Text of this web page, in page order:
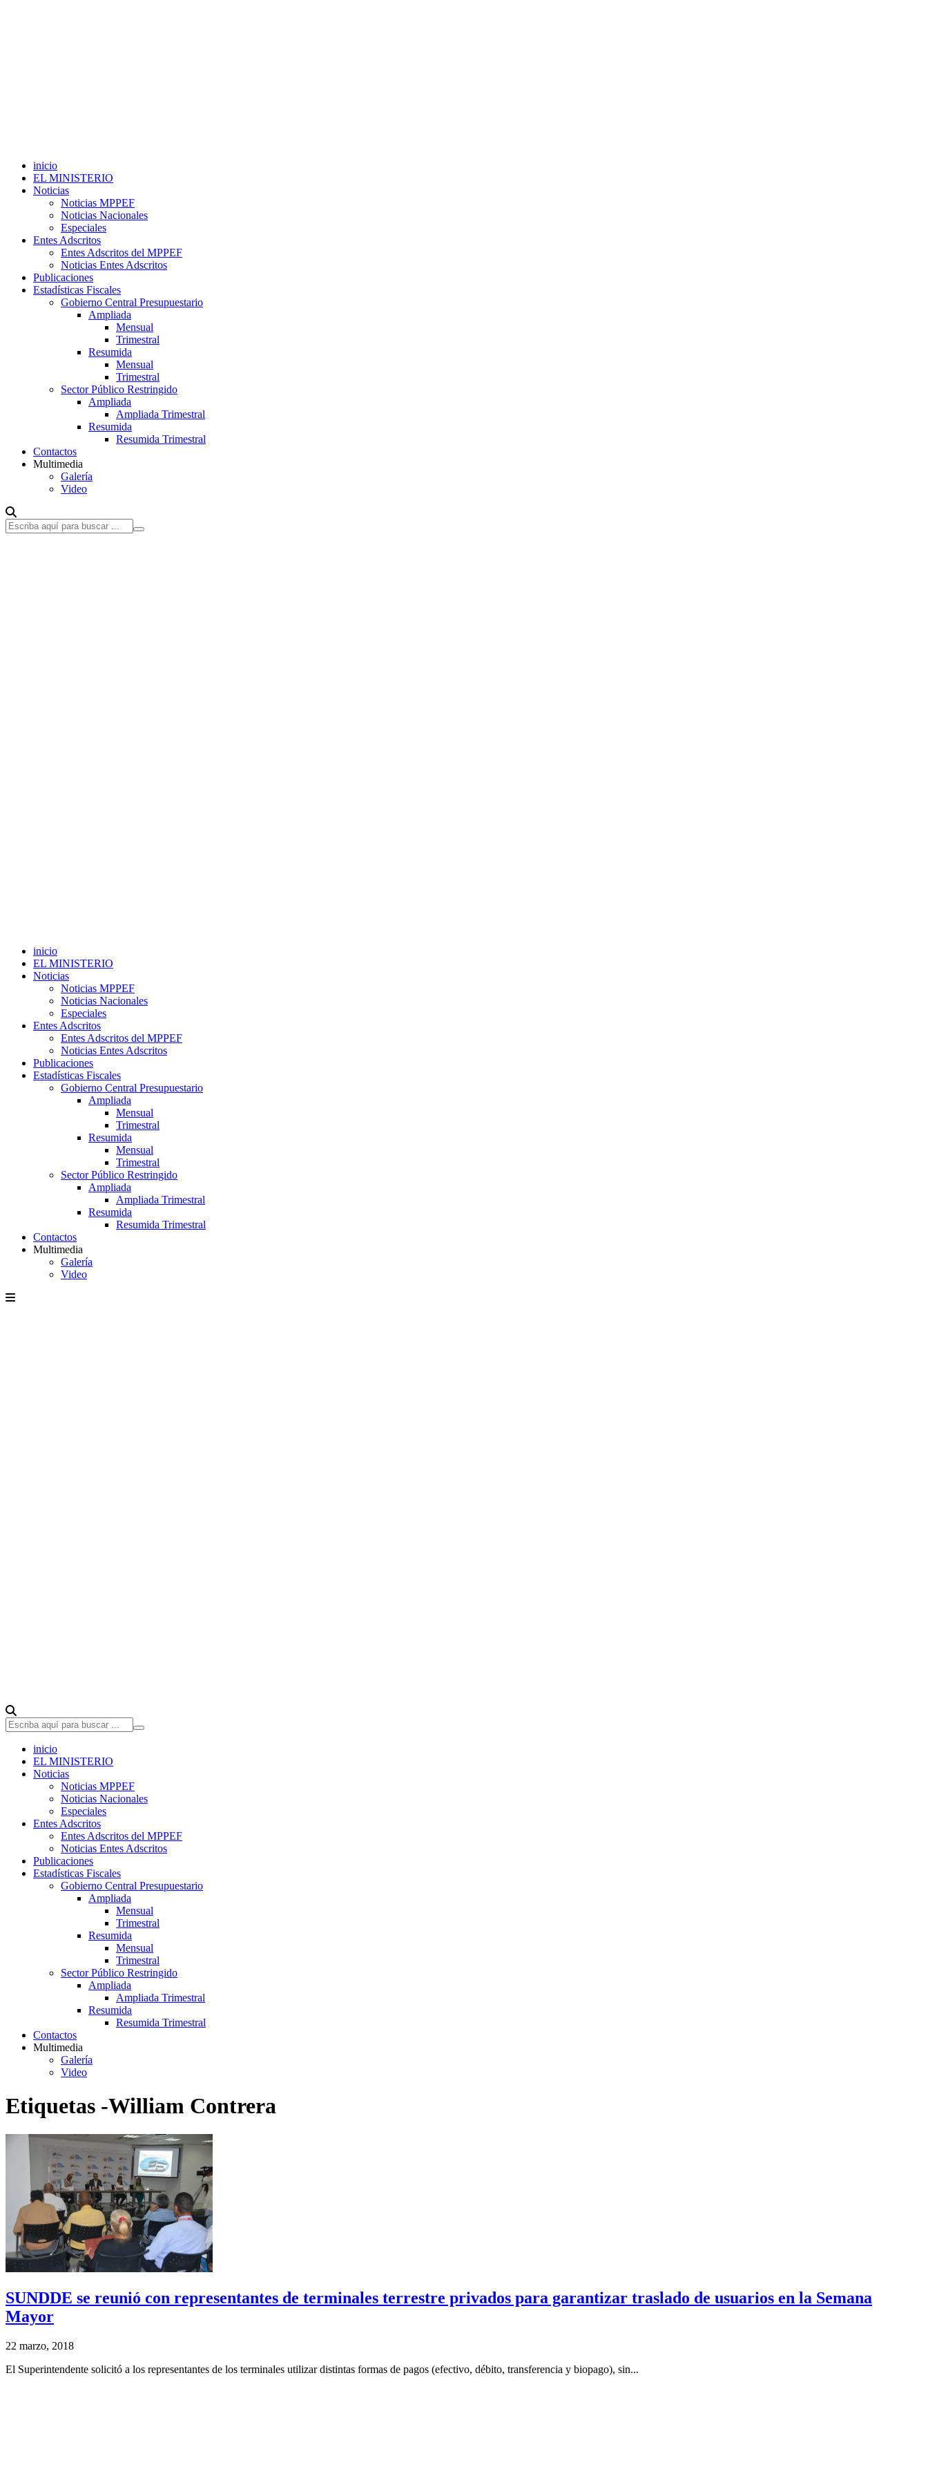
inicio
EL MINISTERIO
Noticias
Noticias MPPEF
Noticias Nacionales
Especiales
Entes Adscritos
Entes Adscritos del MPPEF
Noticias Entes Adscritos
Publicaciones
Estadísticas Fiscales
Gobierno Central Presupuestario
Ampliada
Mensual
Trimestral
Resumida
Mensual
Trimestral
Sector Público Restringido
Ampliada
Ampliada Trimestral
Resumida
Resumida Trimestral
Contactos
Multimedia
Galería
Video
inicio
EL MINISTERIO
Noticias
Noticias MPPEF
Noticias Nacionales
Especiales
Entes Adscritos
Entes Adscritos del MPPEF
Noticias Entes Adscritos
Publicaciones
Estadísticas Fiscales
Gobierno Central Presupuestario
Ampliada
Mensual
Trimestral
Resumida
Mensual
Trimestral
Sector Público Restringido
Ampliada
Ampliada Trimestral
Resumida
Resumida Trimestral
Contactos
Multimedia
Galería
Video
inicio
EL MINISTERIO
Noticias
Noticias MPPEF
Noticias Nacionales
Especiales
Entes Adscritos
Entes Adscritos del MPPEF
Noticias Entes Adscritos
Publicaciones
Estadísticas Fiscales
Gobierno Central Presupuestario
Ampliada
Mensual
Trimestral
Resumida
Mensual
Trimestral
Sector Público Restringido
Ampliada
Ampliada Trimestral
Resumida
Resumida Trimestral
Contactos
Multimedia
Galería
Video
Etiquetas -William Contrera
SUNDDE se reunió con representantes de terminales terrestre privados para garantizar traslado de usuarios en la Semana
Mayor
22 marzo, 2018
El Superintendente solicitó a los representantes de los terminales utilizar distintas formas de pagos (efectivo, débito, transferencia y biopago), sin...